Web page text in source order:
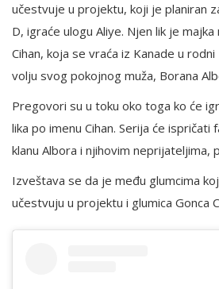
učestvuje u projektu, koji je planiran
D, igraće ulogu Aliye. Njen lik je majka
Cihan, koja se vraća iz Kanade u
volju svog pokojnog muža, Borana
Pregovori su u toku oko toga ko će
lika po imenu Cihan. Serija će ispričati
klanu Albora i njihovim neprijateljima,
Izveštava se da je među glumcima
učestvuju u projektu i glumica Gonca